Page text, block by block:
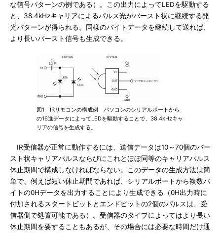
な信号パターンの例である）。この出力によってLEDを駆動する
と、38.4kHzキャリアによるパルス光がバースト状に継続する発
光パターンが得られる。同様のバイトデータを継続して送れば、
より長いバースト信号も生成できる。
図1 IRリモコンの構成例 パソコンのシリアルポートから
の16進データによってLEDを駆動することで、38.4kHzキャ
リアの信号を生成する。
IR受信器が正常に動作するには、送信データは10～70個のバー
スト状キャリアパルスならびにこれとほぼ同等のキャリアパルス
休止期間で構成しなければならない。このデータの生成方法は簡
単で、例えば短い休止期間であれば、シリアルポートから複数バ
イトの0Hデータを出力することにより生成できる（0H出力時に
付加されるスタートビットとエンドビットの2個のパルスは、受
信器側で処置可能である）。受信器のタイプによってはより長い
休止期間を要することもあるが、その場合には必要な時間だけ通